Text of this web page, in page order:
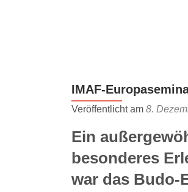
IMAF-
Veröffentlicht am 8.
Ein
besonderes
war das Budo-